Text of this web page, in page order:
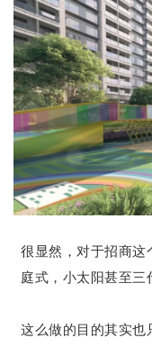
很显然，对于招商这
庭式，小太阳甚至三
这么做的目的其实也